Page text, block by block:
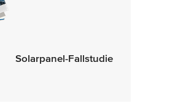
Solarpanel-Fallstudie